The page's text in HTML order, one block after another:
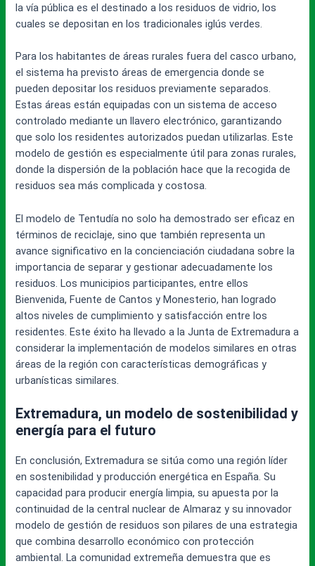
la vía pública es el destinado a los residuos de vidrio, los
cuales se depositan en los tradicionales iglús verdes.
Para los habitantes de áreas rurales fuera del casco urbano,
el sistema ha previsto áreas de emergencia donde se
pueden depositar los residuos previamente separados.
Estas áreas están equipadas con un sistema de acceso
controlado mediante un llavero electrónico, garantizando
que solo los residentes autorizados puedan utilizarlas. Este
modelo de gestión es especialmente útil para zonas rurales,
donde la dispersión de la población hace que la recogida de
residuos sea más complicada y costosa.
El modelo de Tentudía no solo ha demostrado ser eficaz en
términos de reciclaje, sino que también representa un
avance significativo en la concienciación ciudadana sobre la
importancia de separar y gestionar adecuadamente los
residuos. Los municipios participantes, entre ellos
Bienvenida, Fuente de Cantos y Monesterio, han logrado
altos niveles de cumplimiento y satisfacción entre los
residentes. Este éxito ha llevado a la Junta de Extremadura a
considerar la implementación de modelos similares en otras
áreas de la región con características demográficas y
urbanísticas similares.
Extremadura, un modelo de sostenibilidad y
energía para el futuro
En conclusión, Extremadura se sitúa como una región líder
en sostenibilidad y producción energética en España. Su
capacidad para producir energía limpia, su apuesta por la
continuidad de la central nuclear de Almaraz y su innovador
modelo de gestión de residuos son pilares de una estrategia
que combina desarrollo económico con protección
ambiental. La comunidad extremeña demuestra que es